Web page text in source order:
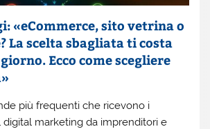
«eCommerce, sito vetrina o
La scelta sbagliata ti costa
Ecco come scegliere
più frequenti che ricevono i
digital marketing da imprenditori e